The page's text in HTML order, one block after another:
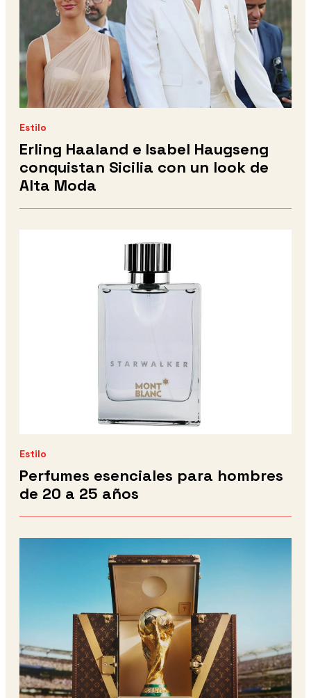
Estilo
Erling Haaland e Isabel Haugseng
conquistan Sicilia con un look de
Alta Moda
Estilo
Perfumes esenciales para hombres
de 20 a 25 años